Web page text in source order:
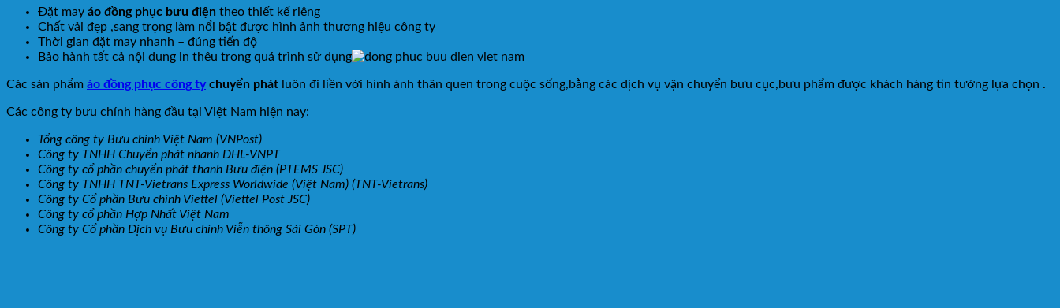
Đặt may áo đồng phục bưu điện theo thiết kế riêng
Chất vải đẹp ,sang trọng làm nổi bật được hình ảnh thương hiệu công ty
Thời gian đặt may nhanh – đúng tiến độ
Bảo hành tất cả nội dung in thêu trong quá trình sử dụng
Các sản phẩm áo đồng phục công tychuyển phát luôn đi liền với hình ảnh thân quen trong cuộc sống,bằng các dịch vụ vận chuyển bưu cục,bưu phẩm được khách hàng tin tưởng lựa chọn .
Các công ty bưu chính hàng đầu tại Việt Nam hiện nay:
Tổng công ty Bưu chính Việt Nam (VNPost)
Công ty TNHH Chuyển phát nhanh DHL-VNPT
Công ty cổ phần chuyển phát thanh Bưu điện (PTEMS JSC)
Công ty TNHH TNT-Vietrans Express Worldwide (Việt Nam) (TNT-Vietrans)
Công ty Cổ phần Bưu chính Viettel (Viettel Post JSC)
Công ty cổ phần Hợp Nhất Việt Nam
Công ty Cổ phần Dịch vụ Bưu chính Viễn thông Sài Gòn (SPT)